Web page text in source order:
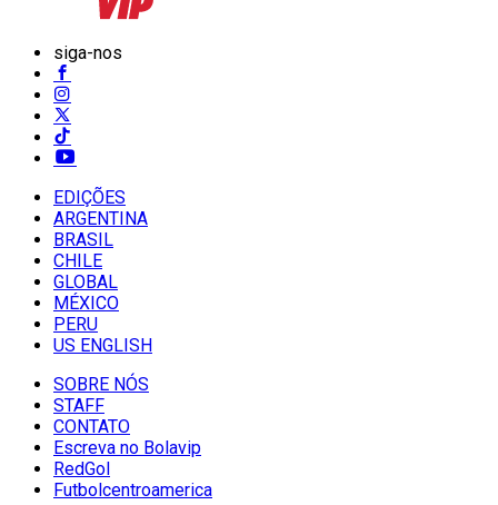
siga-nos
EDIÇÕES
ARGENTINA
BRASIL
CHILE
GLOBAL
MÉXICO
PERU
US ENGLISH
SOBRE NÓS
STAFF
CONTATO
Escreva no Bolavip
RedGol
Futbolcentroamerica